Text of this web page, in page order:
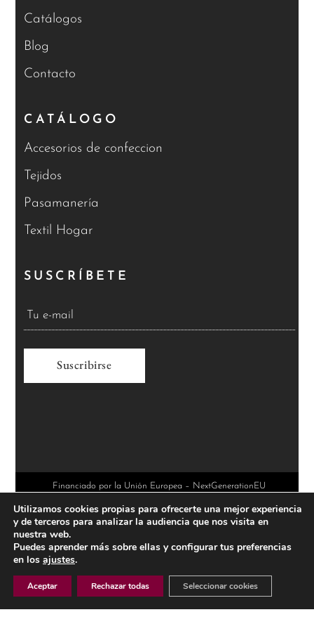
Catálogos
Blog
Contacto
CATÁLOGO
Accesorios de confeccion
Tejidos
Pasamanería
Textil Hogar
SUSCRÍBETE
n
a
t
Financiado por la Unión Europea – NextGenerationEU
Utilizamos cookies propias para ofrecerte una mejor experiencia
y de terceros para analizar la audiencia que nos visita en
nuestra web.
Puedes aprender más sobre ellas y configurar tus preferencias
en los ajustes.
Aceptar Rechazar todas Seleccionar cookies